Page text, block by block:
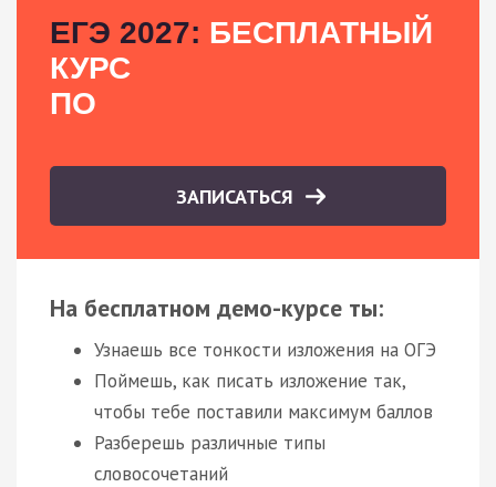
ЕГЭ 2027: БЕСПЛАТНЫЙ
КУРС
ПО
ЗАПИСАТЬСЯ
На бесплатном демо-курсе ты:
Узнаешь все тонкости изложения на ОГЭ
Поймешь, как писать изложение так,
чтобы тебе поставили максимум баллов
Разберешь различные типы
словосочетаний